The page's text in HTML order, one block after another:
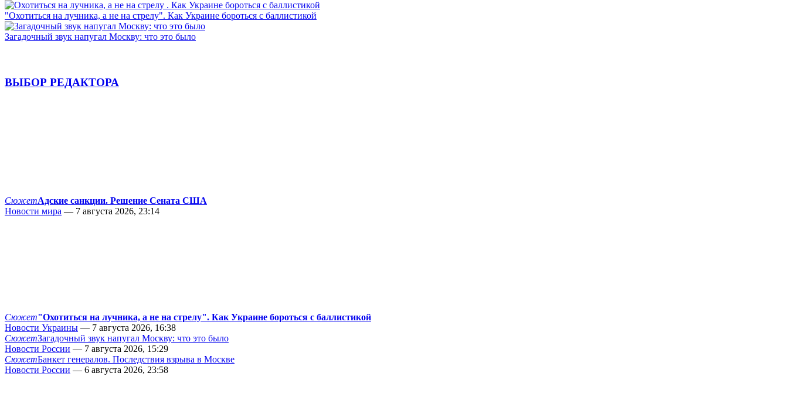
"Охотиться на лучника, а не на стрелу". Как Украине бороться с баллистикой
Загадочный звук напугал Москву: что это было
ВЫБОР РЕДАКТОРА
СюжетАдские санкции. Решение Сената США
Новости мира — 7 августа 2026, 23:14
Сюжет"Охотиться на лучника, а не на стрелу". Как Украине бороться с баллистикой
Новости Украины — 7 августа 2026, 16:38
СюжетЗагадочный звук напугал Москву: что это было
Новости России — 7 августа 2026, 15:29
СюжетБанкет генералов. Последствия взрыва в Москве
Новости России — 6 августа 2026, 23:58